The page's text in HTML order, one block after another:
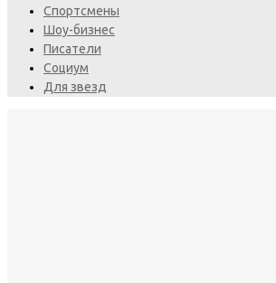
Спортсмены
Шоу-бизнес
Писатели
Социум
Для звезд